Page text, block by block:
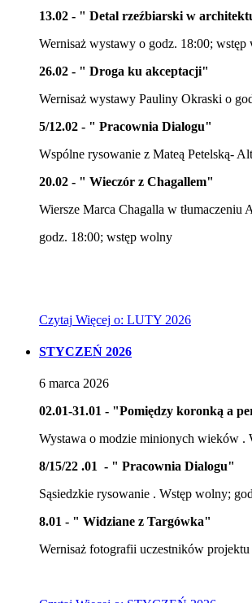
13.02 - " Detal rzeźbiarski w
Wernisaż wystawy o godz. 18:00; wstęp
26.02 - " Droga ku akceptacji"
Wernisaż wystawy Pauliny Okraski o
5/12.02 - " Pracownia Dialogu"
Wspólne rysowanie z Mateą Petelską-
20.02 - " Wieczór z Chagallem"
Wiersze Marca Chagalla w
godz. 18:00; wstęp wolny
Czytaj Więcej o: LUTY 2026
STYCZEŃ 2026
6 marca 2026
02.01-31.01 - "Pomiędzy koronką a
Wystawa o modzie minionych wieków .
8/15/22 .01 - " Pracownia Dialogu"
Sąsiedzkie rysowanie . Wstęp wolny;
8.01 - " Widziane z Targówka"
Wernisaż fotografii uczestników